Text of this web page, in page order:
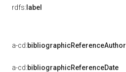
rdfs: label
a-cd:bibliographicReferenceAuthor
a-cd:bibliographicReferenceDate